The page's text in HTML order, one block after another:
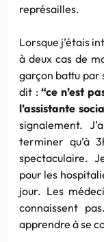
représailles.
Lorsque j’étais
à deux cas de
garçon battu par
dit :“ce n’est
l’assistante
signalement.
terminer qu’à
spectaculaire.
pour les
jour. Les
connaissent
apprendre à se